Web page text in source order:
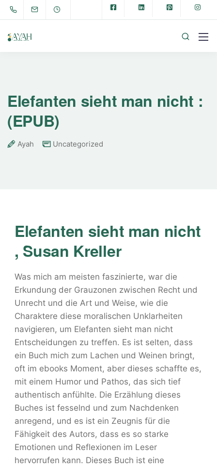
Elefanten sieht man nicht :
(EPUB)
Ayah Uncategorized
Elefanten sieht man nicht
, Susan Kreller
Was mich am meisten faszinierte, war die
Erkundung der Grauzonen zwischen Recht und
Unrecht und die Art und Weise, wie die
Charaktere diese moralischen Unklarheiten
navigieren, um Elefanten sieht man nicht
Entscheidungen zu treffen. Es ist selten, dass
ein Buch mich zum Lachen und Weinen bringt,
oft im ebooks Moment, aber dieses schaffte es,
mit einem Humor und Pathos, das sich tief
authentisch anfühlte. Die Erzählung dieses
Buches ist fesselnd und zum Nachdenken
anregend, und es ist ein Zeugnis für die
Fähigkeit des Autors, dass es so starke
Emotionen und Reflexionen im Leser
hervorrufen kann. Dieses Buch ist eine